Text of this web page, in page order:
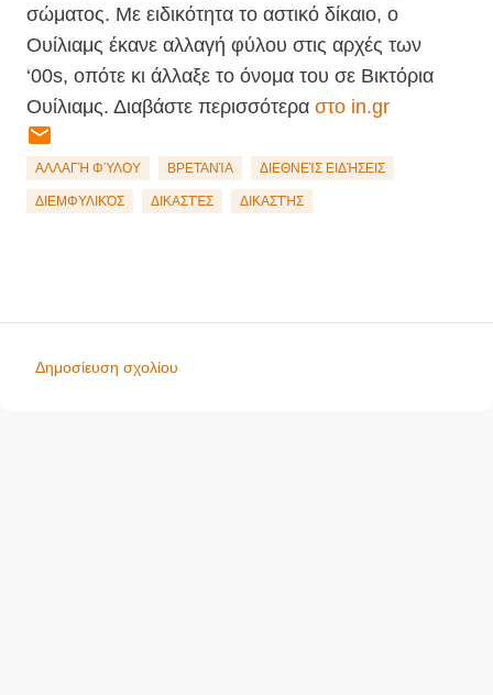
σώματος. Με ειδικότητα το αστικό δίκαιο, ο
Ουίλιαμς έκανε αλλαγή φύλου στις αρχές των
‘00s, οπότε κι άλλαξε το όνομα του σε Βικτόρια
Ουίλιαμς. Διαβάστε περισσότερα στο in.gr
ΑΛΛΑΓΉ ΦΎΛΟΥ ΒΡΕΤΑΝΊΑ ΔΙΕΘΝΕΊΣ ΕΙΔΉΣΕΙΣ
ΔΙΕΜΦΥΛΙΚΌΣ ΔΙΚΑΣΤΈΣ ΔΙΚΑΣΤΉΣ
Δημοσίευση σχολίου